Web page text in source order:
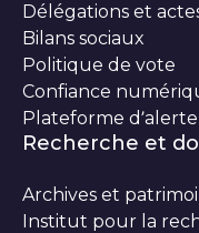
Délégations et
Bilans sociaux
Politique de vote
Confiance
Plateforme
Recherche et
Archives et
Institut pour la